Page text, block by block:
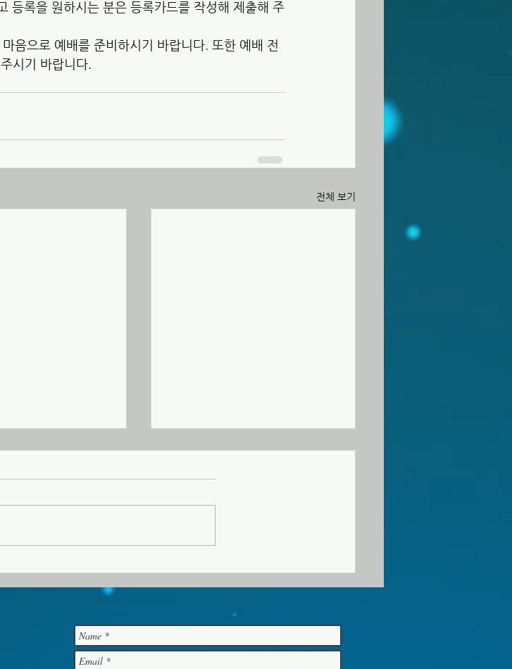
등록을 원하시는 분은 등록카드를 작성해 제출해 주
음으로 예배를 준비하시기 바랍니다. 또한 예배 전
시기 바랍니다.
전체 보기
회소식
성회가 “영적전
원회 모임이 있습니
은 담임 목사님에게
20260726 교회소식
1. 오늘 오후 1시 10분에 202호에
배당에서 있습니다. 성도님들의 많
후 1시 45분 찬양인도 허미현 허미
현